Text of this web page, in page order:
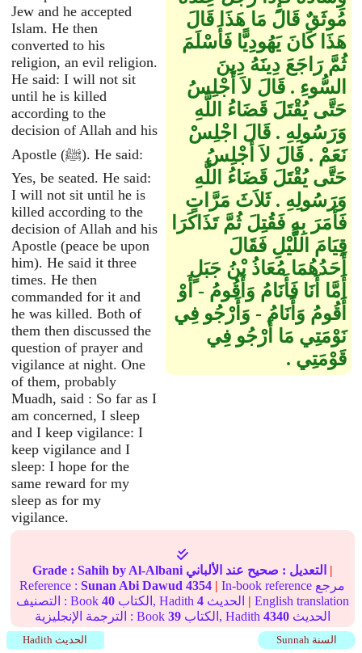
Jew and he accepted
Islam. He then
converted to his
religion, an evil religion.
He said: I will not sit
until he is killed
according to the
decision of Allah and his
Apostle (ﷺ). He said:
Yes, be seated. He said:
I will not sit until he is
killed according to the
decision of Allah and his
Apostle (peace be upon
him). He said it three
times. He then
commanded for it and
he was killed. Both of
them then discussed the
question of prayer and
vigilance at night. One
of them, probably
Muadh, said : So far as I
am concerned, I sleep
and I keep vigilance: I
keep vigilance and I
sleep: I hope for the
same reward for my
sleep as for my
vigilance.
مُوثَقٌ قَالَ مَا هَذَا قَالَ
هَذَا كَانَ يَهُودِيًّا فَأَسْلَمَ
ثُمَّ رَاجَعَ دِينَهُ دِينَ
السُّوءِ ‏.‏ قَالَ لاَ أَجْلِسُ
حَتَّى يُقْتَلَ قَضَاءُ اللَّهِ
وَرَسُولِهِ ‏.‏ قَالَ اجْلِسْ
نَعَمْ ‏.‏ قَالَ لاَ أَجْلِسُ
حَتَّى يُقْتَلَ قَضَاءُ اللَّهِ
وَرَسُولِهِ ‏.‏ ثَلاَثَ مَرَّاتٍ
فَأَمَرَ بِهِ فَقُتِلَ ثُمَّ تَذَاكَرَا
قِيَامَ اللَّيْلِ فَقَالَ
أَحَدُهُمَا مُعَاذُ بْنُ جَبَلٍ
أَمَّا أَنَا فَأَنَامُ وَأَقُومُ - أَوْ
أَقُومُ وَأَنَامُ - وَأَرْجُو فِي
نَوْمَتِي مَا أَرْجُو فِي
قَوْمَتِي ‏.‏
Grade : Sahih by Al-Albani التعديل : صحيح عند الألباني
|
Reference :Sunan Abi Dawud 4354 | In-book reference مرجع
التصنيف : Book 40 الكتاب, Hadith 4 | English translation
الترجمة الإنجليزية : Book 39 الكتاب, Hadith 4340 الحديث
Sunnah السنة Hadith الحديث